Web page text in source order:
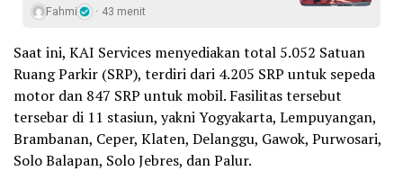
Fahmi 43 menit
Saat ini, KAI Services menyediakan total 5.052 Satuan
Ruang Parkir (SRP), terdiri dari 4.205 SRP untuk sepeda
motor dan 847 SRP untuk mobil. Fasilitas tersebut
tersebar di 11 stasiun, yakni Yogyakarta, Lempuyangan,
Brambanan, Ceper, Klaten, Delanggu, Gawok, Purwosari,
Solo Balapan, Solo Jebres, dan Palur.